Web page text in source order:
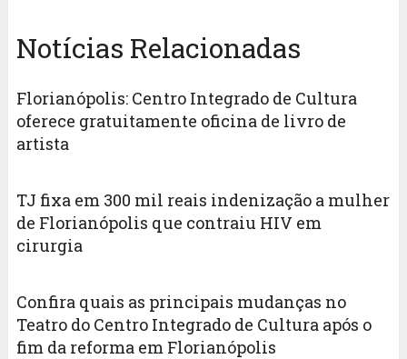
Notícias Relacionadas
Florianópolis: Centro Integrado de Cultura
oferece gratuitamente oficina de livro de
artista
TJ fixa em 300 mil reais indenização a mulher
de Florianópolis que contraiu HIV em
cirurgia
Confira quais as principais mudanças no
Teatro do Centro Integrado de Cultura após o
fim da reforma em Florianópolis